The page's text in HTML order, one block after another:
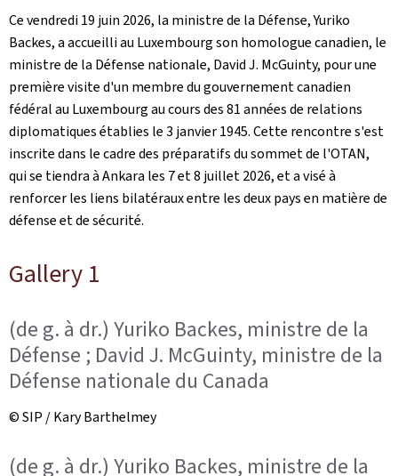
Ce vendredi 19 juin 2026, la ministre de la Défense, Yuriko
Backes, a accueilli au Luxembourg son homologue canadien, le
ministre de la Défense nationale, David J. McGuinty, pour une
première visite d'un membre du gouvernement canadien
fédéral au Luxembourg au cours des 81 années de relations
diplomatiques établies le 3 janvier 1945. Cette rencontre s'est
inscrite dans le cadre des préparatifs du sommet de l'OTAN,
qui se tiendra à Ankara les 7 et 8 juillet 2026, et a visé à
renforcer les liens bilatéraux entre les deux pays en matière de
défense et de sécurité.
Gallery 1
(de g. à dr.) Yuriko Backes, ministre de la
Défense ; David J. McGuinty, ministre de la
Défense nationale du Canada
© SIP / Kary Barthelmey
(de g. à dr.) Yuriko Backes, ministre de la